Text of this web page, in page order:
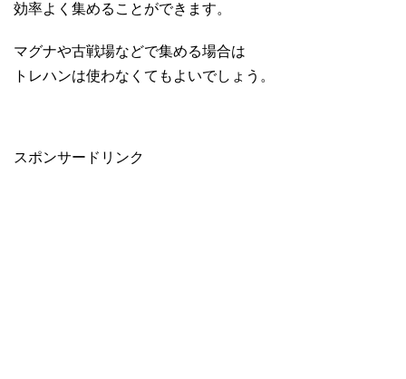
効率よく集めることができます。
マグナや古戦場などで集める場合は
トレハンは使わなくてもよいでしょう。
スポンサードリンク